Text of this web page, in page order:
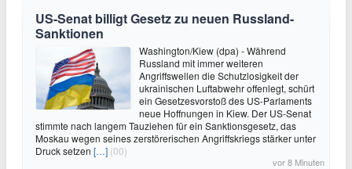
US-Senat billigt Gesetz zu neuen Russland-
Sanktionen
Washington/Kiew (dpa) - Während
Russland mit immer weiteren
Angriffswellen die Schutzlosigkeit der
ukrainischen Luftabwehr offenlegt, schürt
ein Gesetzesvorstoß des US-Parlaments
neue Hoffnungen in Kiew. Der US-Senat
stimmte nach langem Tauziehen für ein Sanktionsgesetz, das
Moskau wegen seines zerstörerischen Angriffskriegs stärker unter
Druck setzen […] (00)
vor 8 Minuten